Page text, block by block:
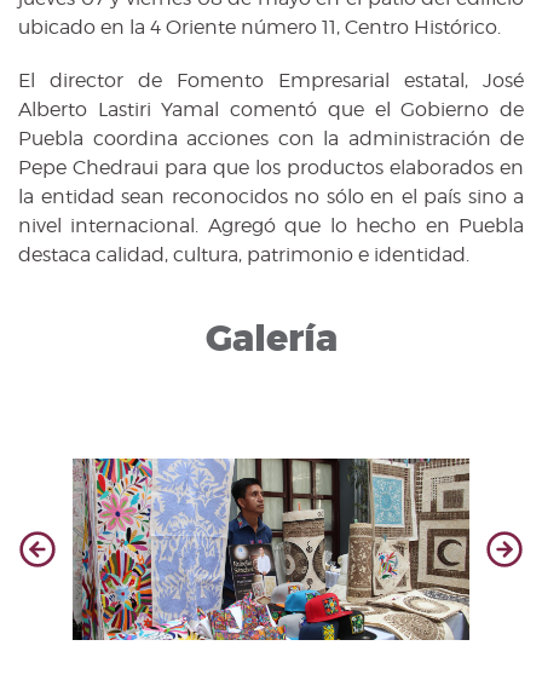
ubicado en la 4 Oriente número 11, Centro Histórico.
El director de Fomento Empresarial estatal, José
Alberto Lastiri Yamal comentó que el Gobierno de
Puebla coordina acciones con la administración de
Pepe Chedraui para que los productos elaborados en
la entidad sean reconocidos no sólo en el país sino a
nivel internacional. Agregó que lo hecho en Puebla
destaca calidad, cultura, patrimonio e identidad.
Galería